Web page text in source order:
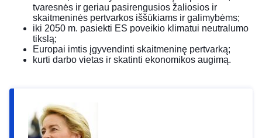
tvaresnės ir geriau pasirengusios žaliosios ir
skaitmeninės pertvarkos iššūkiams ir galimybėms;
iki 2050 m. pasiekti ES poveikio klimatui neutralumo
tikslą;
Europai imtis įgyvendinti skaitmeninę pertvarką;
kurti darbo vietas ir skatinti ekonomikos augimą.